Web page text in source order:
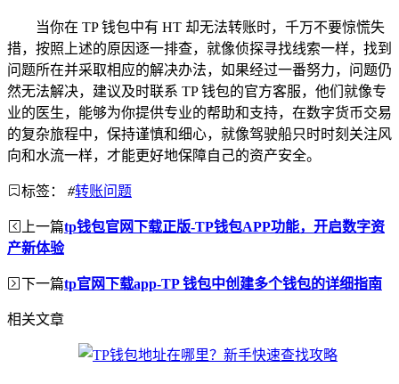
当你在 TP 钱包中有 HT 却无法转账时，千万不要惊慌失
措，按照上述的原因逐一排查，就像侦探寻找线索一样，找到
问题所在并采取相应的解决办法，如果经过一番努力，问题仍
然无法解决，建议及时联系 TP 钱包的官方客服，他们就像专
业的医生，能够为你提供专业的帮助和支持，在数字货币交易
的复杂旅程中，保持谨慎和细心，就像驾驶船只时时刻关注风
向和水流一样，才能更好地保障自己的资产安全。
标签： #转账问题
上一篇tp钱包官网下载正版-TP钱包APP功能，开启数字资
产新体验
下一篇tp官网下载app-TP 钱包中创建多个钱包的详细指南
相关文章